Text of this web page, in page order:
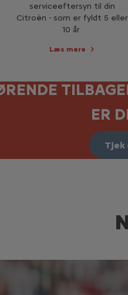
serviceeftersyn til din
Citroën - som er fyldt 5 eller
10 år
Læs mere
ER
Tjek